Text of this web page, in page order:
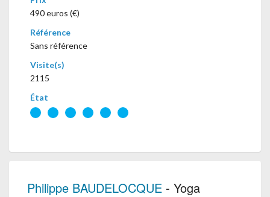
490 euros (€)
Référence
Sans référence
Visite(s)
2115
État
Philippe BAUDELOCQUE - Yoga